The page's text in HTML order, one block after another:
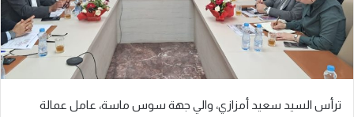
ترأس السيد سعيد أمزازي، والي جهة سوس ماسة، عامل عمالة